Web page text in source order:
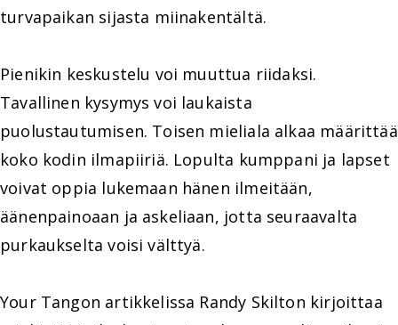
turvapaikan sijasta miinakentältä.
Pienikin keskustelu voi muuttua riidaksi.
Tavallinen kysymys voi laukaista
puolustautumisen. Toisen mieliala alkaa määrittää
koko kodin ilmapiiriä. Lopulta kumppani ja lapset
voivat oppia lukemaan hänen ilmeitään,
äänenpainoaan ja askeliaan, jotta seuraavalta
purkaukselta voisi välttyä.
Your Tangon artikkelissa Randy Skilton kirjoittaa